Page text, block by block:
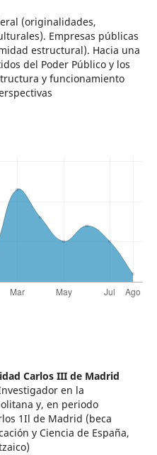
(originalidades,
Empresas públicas
estructural). Hacia una
del Poder Público y los
y funcionamiento
Carlos III de Madrid
en la
y, en periodo
1Il de Madrid (beca
y Ciencia de España,